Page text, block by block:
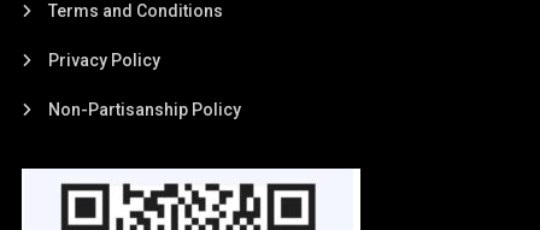
Terms and Conditions
Privacy Policy
Non-Partisanship Policy